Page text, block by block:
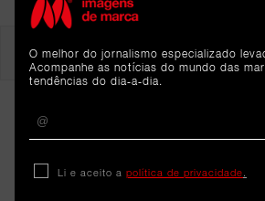
O melhor do jornalismo especializado
Acompanhe as notícias do mundo das
tendências do dia-a-dia.
Li e aceito a política de privacidade